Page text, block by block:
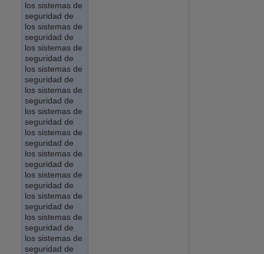
los sistemas de
seguridad de
los sistemas de
seguridad de
los sistemas de
seguridad de
los sistemas de
seguridad de
los sistemas de
seguridad de
los sistemas de
seguridad de
los sistemas de
seguridad de
los sistemas de
seguridad de
los sistemas de
seguridad de
los sistemas de
seguridad de
los sistemas de
seguridad de
los sistemas de
seguridad de